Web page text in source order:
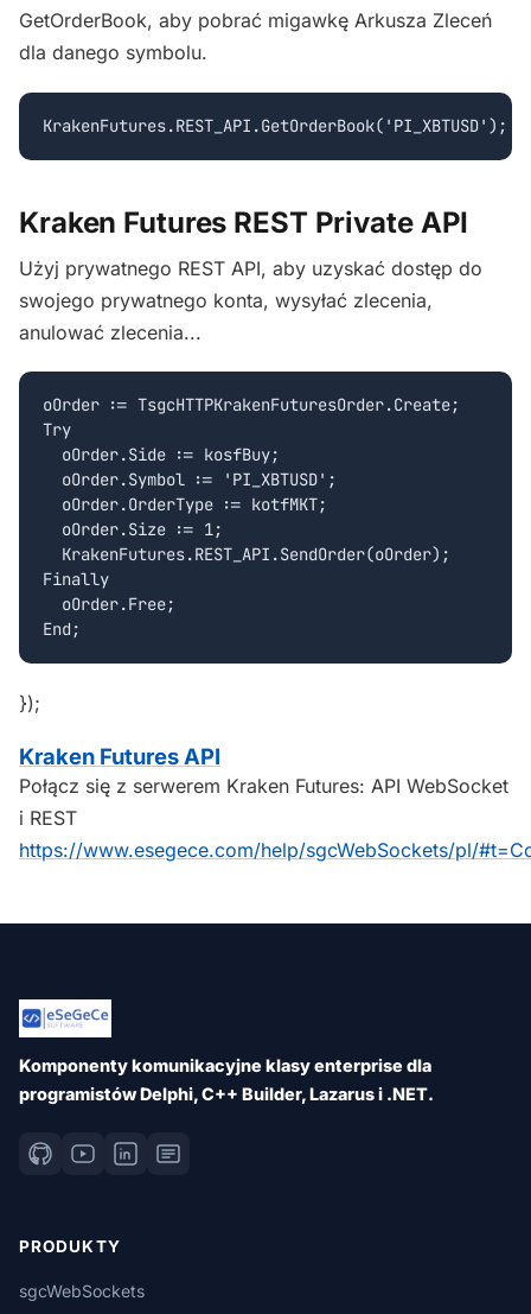
GetOrderBook, aby pobrać migawkę Arkusza Zleceń
dla danego symbolu.
Kraken Futures REST Private API
Użyj prywatnego REST API, aby uzyskać dostęp do
swojego prywatnego konta, wysyłać zlecenia,
anulować zlecenia...
oOrder := TsgcHTTPKrakenFuturesOrder.Create;
Try
  oOrder.Side := kosfBuy;
  oOrder.Symbol := 'PI_XBTUSD';
  oOrder.OrderType := kotfMKT;
  oOrder.Size := 1;
  KrakenFutures.REST_API.SendOrder(oOrder);
Finally
  oOrder.Free;
});
Kraken Futures API
Połącz się z serwerem Kraken Futures: API WebSocket
i REST
https://www.esegece.com/help/sgcWebSockets/pl/
Komponenty komunikacyjne klasy enterprise dla
programistów Delphi, C++ Builder, Lazarus i .NET.
PRODUKTY
sgcWebSockets